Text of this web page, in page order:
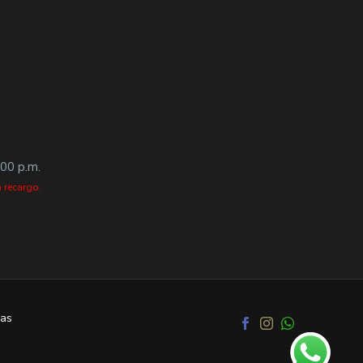
p.m.